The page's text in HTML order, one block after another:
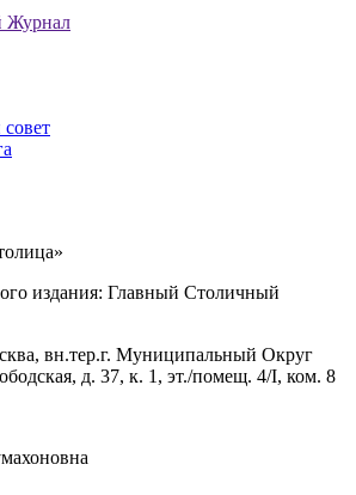
Журнал
издания: Главный Столичный
вн.тер.г. Муниципальный Округ
д. 37, к. 1, эт./помещ. 4/I, ком. 8